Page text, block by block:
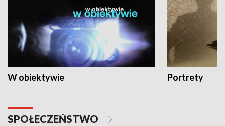
W obiektywie Portrety
SPOŁECZEŃSTWO